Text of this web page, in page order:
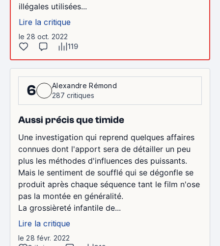
illégales utilisées...
Lire la critique
le 28 oct. 2022
119
6
Alexandre Rémond
287 critiques
Aussi précis que timide
Une investigation qui reprend quelques affaires
connues dont l'apport sera de détailler un peu
plus les méthodes d'influences des puissants.
Mais le sentiment de soufflé qui se dégonfle se
produit après chaque séquence tant le film n'ose
pas la montée en généralité.
La grossièreté infantile de...
Lire la critique
le 28 févr. 2022